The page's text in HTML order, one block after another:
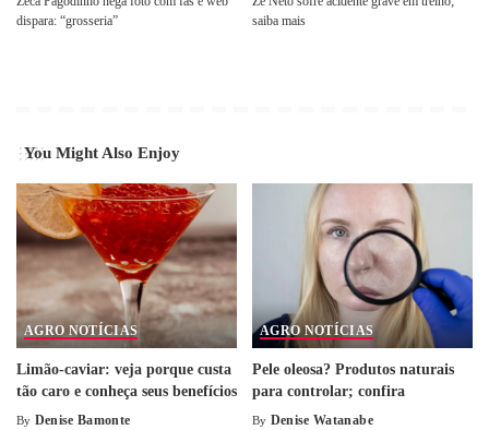
dispara: “grosseria”
saiba mais
You Might Also Enjoy
AGRO NOTÍCIAS
Limão-caviar: veja porque custa
tão caro e conheça seus benefícios
By Denise Bamonte
AGRO NOTÍCIAS
Pele oleosa? Produtos naturais
para controlar; confira
By Denise Watanabe